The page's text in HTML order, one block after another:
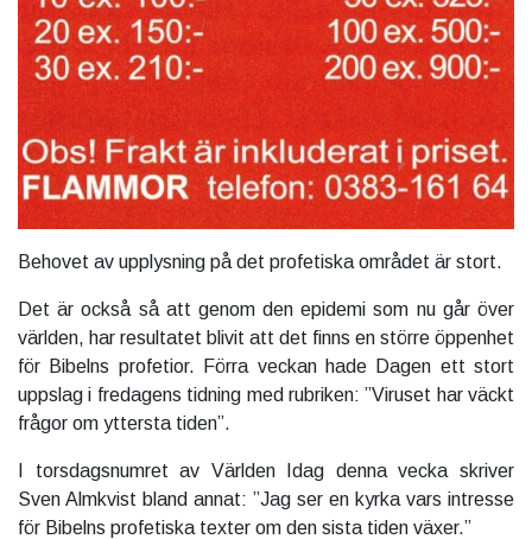
Behovet av upplysning på det profetiska området är stort.
Det är också så att genom den epidemi som nu går över
världen, har resultatet blivit att det finns en större öppenhet
för Bibelns profetior. Förra veckan hade Dagen ett stort
uppslag i fredagens tidning med rubriken: ”Viruset har väckt
frågor om yttersta tiden”.
I torsdagsnumret av Världen Idag denna vecka skriver
Sven Almkvist bland annat: ”Jag ser en kyrka vars intresse
för Bibelns profetiska texter om den sista tiden växer.”